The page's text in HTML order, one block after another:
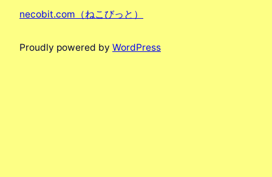
necobit.com（ねこびっと）
Proudly powered by WordPress